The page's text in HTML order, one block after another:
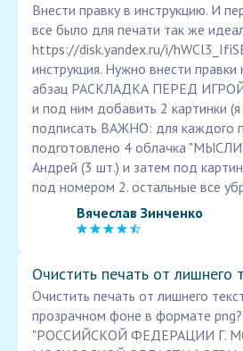
Внести правку в инструкцию. И
все было для печати так же
https://disk.yandex.ru/i/
инструкция. Нужно внести правки
абзац РАСКЛАДКА ПЕРЕД ИГРОЙ.
и под ним добавить 2 картинки
подписать ВАЖНО: для каждого
подготовлено 4 облачка
Андрей (3 шт.) и затем под
под номером 2. остальные все
Вячеслав Зинченко
Очистить печать от лишнего
Очистить печать от лишнего
прозрачном фоне в формате
"РОССИЙСКОЙ ФЕДЕРАЦИИ Г.